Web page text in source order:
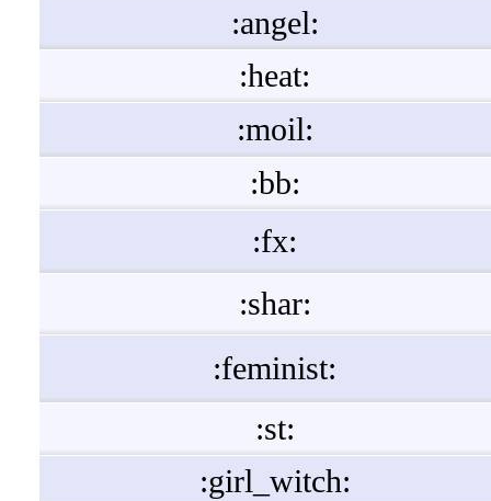
:angel:
:heat:
:moil:
:bb:
:fx:
:shar:
:feminist:
:st:
:girl_witch: